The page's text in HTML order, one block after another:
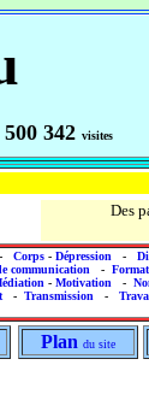
500 342 visites
Des
Corps - Dépression -
communication -
- Motivation -
- Transmission -
Plan du site